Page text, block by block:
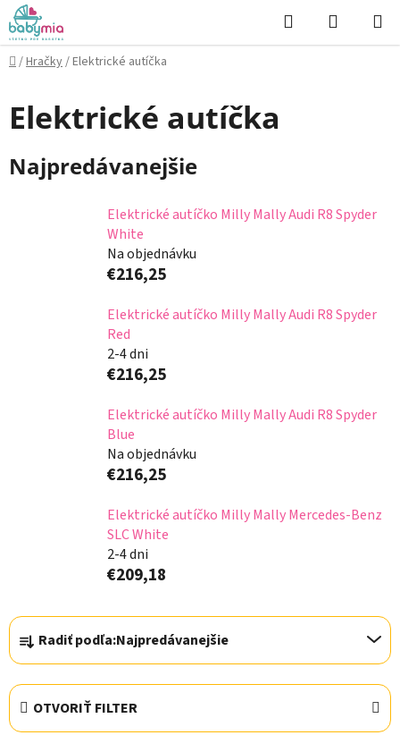
Prejsť
na
obsah
Hľadať
KOŠÍK
Domov
/Hračky/Elektrické autíčka
Elektrické autíčka
Najpredávanejšie
Elektrické autíčko Milly Mally Audi R8 Spyder
White
Na objednávku
€216,25
Elektrické autíčko Milly Mally Audi R8 Spyder
Red
2-4 dni
€216,25
Elektrické autíčko Milly Mally Audi R8 Spyder
Blue
Na objednávku
€216,25
Elektrické autíčko Milly Mally Mercedes-Benz
SLC White
2-4 dni
€209,18
R
a
d
e
n
Radiť podľa:Najpredávanejšie
OTVORIŤ FILTER